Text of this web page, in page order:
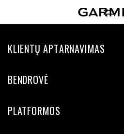
KLIENTŲ APTARNAVIMAS
BENDROVĖ
PLATFORMOS